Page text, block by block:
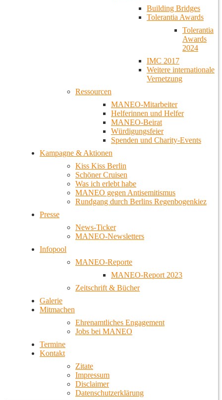
Building Bridges
Tolerantia Awards
Tolerantia
Awards
2024
IMC 2017
Weitere internationale
Vernetzung
Ressourcen
MANEO-Mitarbeiter
Helferinnen und Helfer
MANEO-Beirat
Würdigungsfeier
Spenden und Charity-Events
Kampagne & Aktionen
Kiss Kiss Berlin
Schöner Cruisen
Was ich erlebt habe
MANEO gegen Antisemitismus
Rundgang durch Berlins Regenbogenkiez
Presse
News-Ticker
MANEO-Newsletters
Infopool
MANEO-Reporte
MANEO-Report 2023
Zeitschrift & Bücher
Galerie
Mitmachen
Ehrenamtliches Engagement
Jobs bei MANEO
Termine
Kontakt
Zitate
Impressum
Disclaimer
Datenschutzerklärung